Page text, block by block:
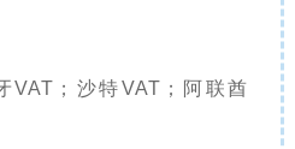
VAT；沙特VAT；阿联酋